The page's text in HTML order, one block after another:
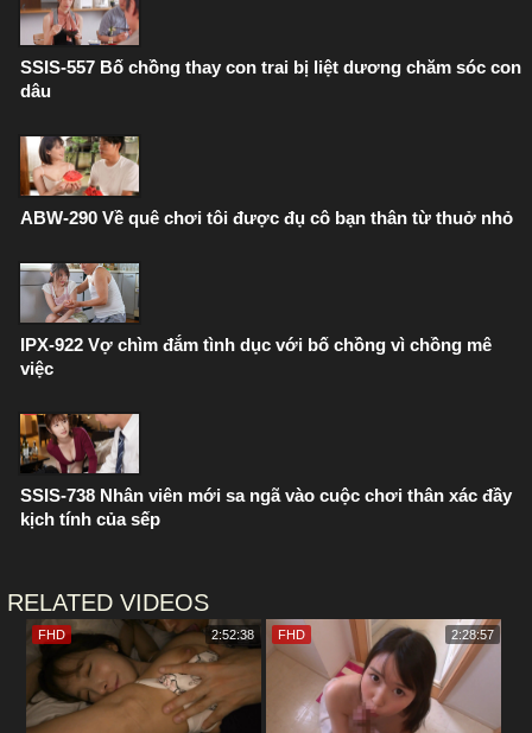
SSIS-557 Bố chồng thay con trai bị liệt dương chăm sóc con
dâu
ABW-290 Về quê chơi tôi được đụ cô bạn thân từ thuở nhỏ
IPX-922 Vợ chìm đắm tình dục với bố chồng vì chồng mê
việc
SSIS-738 Nhân viên mới sa ngã vào cuộc chơi thân xác đầy
kịch tính của sếp
RELATED VIDEOS
FHD 2:52:38 FHD 2:28:57